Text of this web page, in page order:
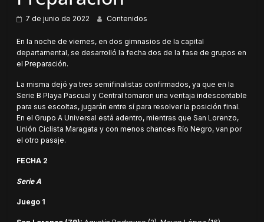
7 de junio de 2022 Contenidos
En la noche de viernes, en dos gimnasios de la capital
departamental, se desarrolló la fecha dos de la fase de grupos en
el Preparación.
La misma dejó ya tres semifinalistas confirmados, ya que en la
Serie B Playa Pascual y Central tomaron una ventaja indescontable
para sus escoltas, jugarán entre sí para resolver la posición final.
En el Grupo A Universal está adentro, mientras que San Lorenzo,
Unión Ciclista Maragata y con menos chances Río Negro, van por
el otro pasaje.
FECHA 2
Serie A
Juego 1